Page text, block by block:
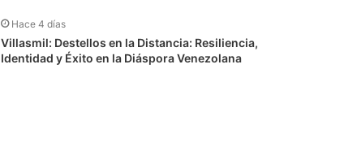
Hace 4 días
Villasmil: Destellos en la Distancia: Resiliencia,
Identidad y Éxito en la Diáspora Venezolana